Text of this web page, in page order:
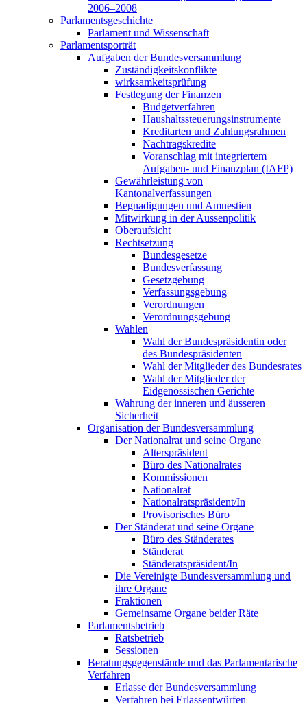
2006–2008
Parlamentsgeschichte
Parlament und Wissenschaft
Parlamentsporträt
Aufgaben der Bundesversammlung
Zuständigkeitskonflikte
wirksamkeitsprüfung
Festlegung der Finanzen
Budgetverfahren
Haushaltssteuerungsinstrumente
Kreditarten und Zahlungsrahmen
Nachtragskredite
Voranschlag mit integriertem
Aufgaben- und Finanzplan (IAFP)
Gewährleistung von
Kantonalverfassungen
Begnadigungen und Amnestien
Mitwirkung in der Aussenpolitik
Oberaufsicht
Rechtsetzung
Bundesgesetze
Bundesverfassung
Gesetzgebung
Verfassungsgebung
Verordnungen
Verordnungsgebung
Wahlen
Wahl der Bundespräsidentin oder
des Bundespräsidenten
Wahl der Mitglieder des Bundesrates
Wahl der Mitglieder der
Eidgenössischen Gerichte
Wahrung der inneren und äusseren
Sicherheit
Organisation der Bundesversammlung
Der Nationalrat und seine Organe
Alterspräsident
Büro des Nationalrates
Kommissionen
Nationalrat
Nationalratspräsident/In
Provisorisches Büro
Der Ständerat und seine Organe
Büro des Ständerates
Ständerat
Ständeratspräsident/In
Die Vereinigte Bundesversammlung und
ihre Organe
Fraktionen
Gemeinsame Organe beider Räte
Parlamentsbetrieb
Ratsbetrieb
Sessionen
Beratungsgegenstände und das Parlamentarische
Verfahren
Erlasse der Bundesversammlung
Verfahren bei Erlassentwürfen